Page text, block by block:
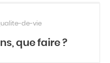
de-vie
que faire ?